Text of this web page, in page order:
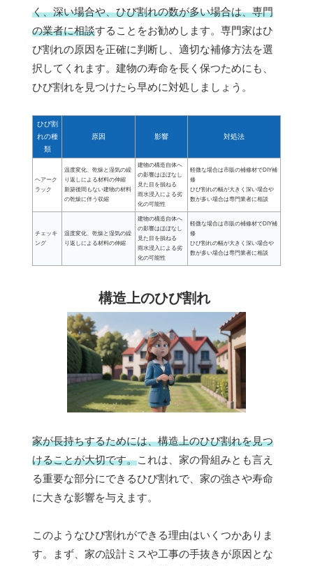
く、深い場合や、ひび割れの数が多い場合は、専門
の業者に相談することをお勧めします。専門家はひ
び割れの原因を正確に判断し、適切な補修方法を選
択してくれます。建物の寿命を長く保つためにも、
ひび割れを見つけたら早めに対処しましょう。
ひび割
れの種
類
原因 影響 対処法
ヘアーク
ラック
温度変化、乾燥と湿気の繰
り返しによる材料の伸縮
新築後間もない建物の材料
の乾燥に伴う収縮
建物の構造自体へ
の影響はほぼなし
見た目を損ねる
雨水浸入による劣
化の可能性
軽微な場合は市販の補修材でDIY補
修
ひび割れの幅が大きく深い場合や
数が多い場合は専門業者に相談
チェッキ
ング
温度変化、乾燥と湿気の繰
り返しによる材料の伸縮
建物の構造自体へ
の影響はほぼなし
見た目を損ねる
雨水浸入による劣
化の可能性
軽微な場合は市販の補修材でDIY補
修
ひび割れの幅が大きく深い場合や
数が多い場合は専門業者に相談
構造上のひび割れ
家が長持ちするためには、構造上のひび割れを見つ
けることが大切です。これは、家の骨組みとも言え
る重要な部分にできるひび割れで、家の強さや寿命
に大きな影響を与えます。
このようなひび割れができる理由はいくつかありま
す。まず、家の設計ミスや工事の手抜きが原因とな